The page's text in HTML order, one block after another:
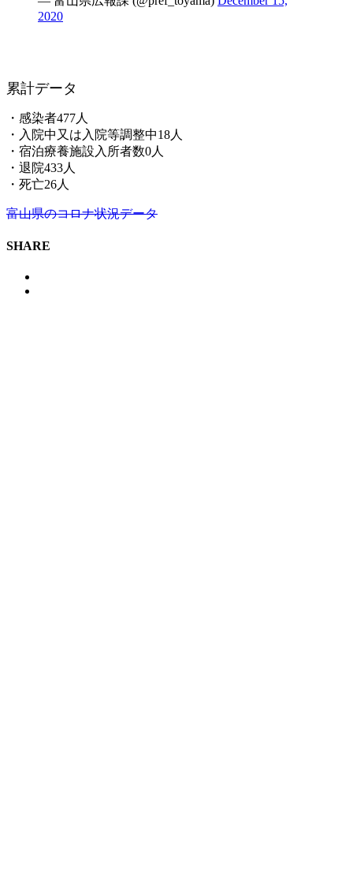
2020
累計データ
・感染者477人
・入院中又は入院等調整中18人
・宿泊療養施設入所者数0人
・退院433人
・死亡26人
富山県のコロナ状況データ
SHARE